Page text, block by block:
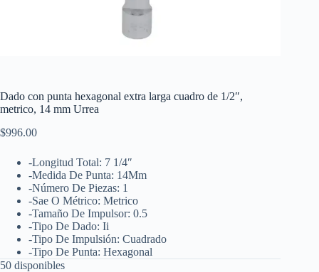
Dado con punta hexagonal extra larga cuadro de 1/2″,
metrico, 14 mm Urrea
$996.00
-Longitud Total: 7 1/4″
-Medida De Punta: 14Mm
-Número De Piezas: 1
-Sae O Métrico: Metrico
-Tamaño De Impulsor: 0.5
-Tipo De Dado: Ii
-Tipo De Impulsión: Cuadrado
-Tipo De Punta: Hexagonal
50 disponibles